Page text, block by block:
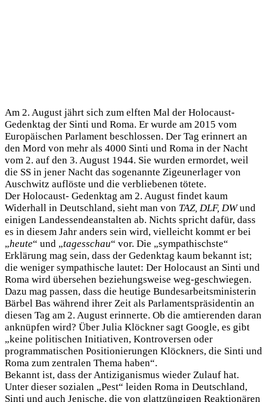
Am 2. August jährt sich zum elften Mal der Holocaust-
Gedenktag der Sinti und Roma. Er wurde am 2015 vom
Europäischen Parlament beschlossen. Der Tag erinnert an
den Mord von mehr als 4000 Sinti und Roma in der Nacht
vom 2. auf den 3. August 1944. Sie wurden ermordet, weil
die SS in jener Nacht das sogenannte Zigeunerlager von
Auschwitz auflöste und die verbliebenen tötete.
Der Holocaust- Gedenktag am 2. August findet kaum
Widerhall in Deutschland, sieht man von TAZ, DLF, DWund
einigen Landessendeanstalten ab. Nichts spricht dafür, dass
es in diesem Jahr anders sein wird, vielleicht kommt er bei
„heute“ und „tagesschau“ vor. Die „sympathischste“
Erklärung mag sein, dass der Gedenktag kaum bekannt ist;
die weniger sympathische lautet: Der Holocaust an Sinti und
Roma wird übersehen beziehungsweise weg-geschwiegen.
Dazu mag passen, dass die heutige Bundesarbeitsministerin
Bärbel Bas während ihrer Zeit als Parlamentspräsidentin an
diesen Tag am 2. August erinnerte. Ob die amtierenden daran
anknüpfen wird? Über Julia Klöckner sagt Google, es gibt
„keine politischen Initiativen, Kontroversen oder
programmatischen Positionierungen Klöckners, die Sinti und
Roma zum zentralen Thema haben“.
Bekannt ist, dass der Antiziganismus wieder Zulauf hat.
Unter dieser sozialen „Pest“ leiden Roma in Deutschland,
Sinti und auch Jenische, die von glattzüngigen Reaktionären